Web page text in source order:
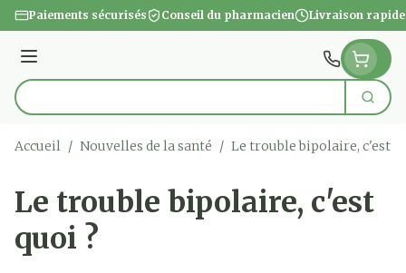
Aller au contenu
Paiements sécurisés Conseil du pharmacien Livraison rapide
Menu
Rechercher
Accueil / Nouvelles de la santé / Le trouble bipolaire, c'est
Le trouble bipolaire, c'est
quoi ?